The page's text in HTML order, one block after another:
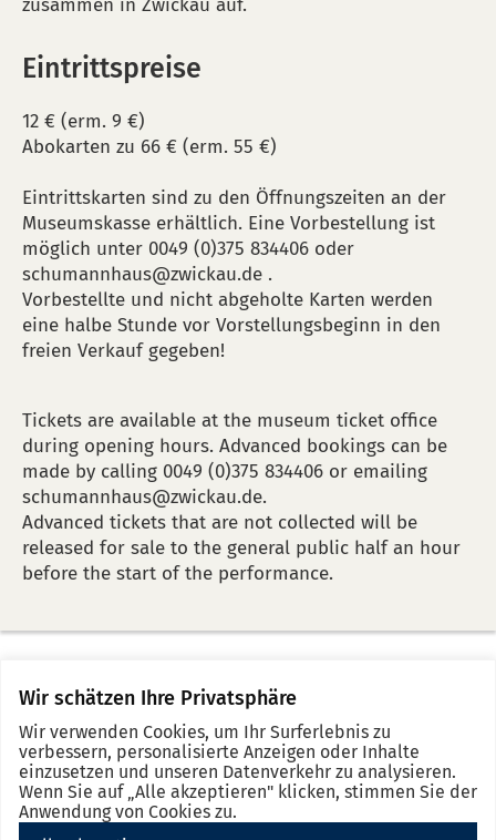
Wir schätzen Ihre Privatsphäre
Wir verwenden Cookies, um Ihr Surferlebnis zu
verbessern, personalisierte Anzeigen oder Inhalte
einzusetzen und unseren Datenverkehr zu analysieren.
Wenn Sie auf „Alle akzeptieren" klicken, stimmen Sie der
Anwendung von Cookies zu.
zusammen in Zwickau auf.
Eintrittspreise
12 € (erm. 9 €)
Abokarten zu 66 € (erm. 55 €)
Eintrittskarten sind zu den Öffnungszeiten an der
Museumskasse erhältlich. Eine Vorbestellung ist
möglich unter 0049 (0)375 834406 oder
schumannhaus@zwickau.de .
Vorbestellte und nicht abgeholte Karten werden
eine halbe Stunde vor Vorstellungsbeginn in den
freien Verkauf gegeben!
Tickets are available at the museum ticket office
during opening hours. Advanced bookings can be
made by calling 0049 (0)375 834406 or emailing
schumannhaus@zwickau.de.
Advanced tickets that are not collected will be
released for sale to the general public half an hour
before the start of the performance.
in
the